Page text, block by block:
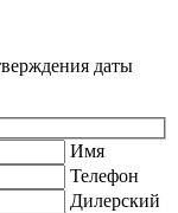
даты
Имя
Телефон
Дилерский